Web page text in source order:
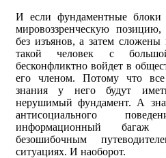
И если фундаментные блоки
мировоззренческую
без изъянов, а затем сложены
такой человек с
бесконфликтно войдет в
его членом. Потому что
знания у него будут
нерушимый фундамент. А
антисоциального
информационный
безошибочным
ситуациях. И наоборот.